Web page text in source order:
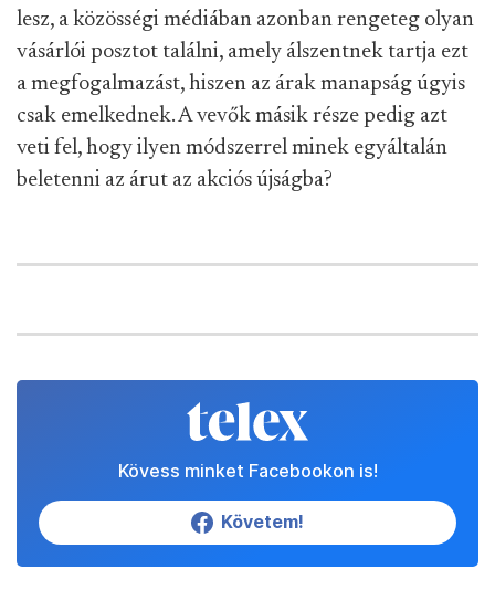
lesz, a közösségi médiában azonban rengeteg olyan
vásárlói posztot találni, amely álszentnek tartja ezt
a megfogalmazást, hiszen az árak manapság úgyis
csak emelkednek. A vevők másik része pedig azt
veti fel, hogy ilyen módszerrel minek egyáltalán
beletenni az árut az akciós újságba?
Kövess minket Facebookon is!
Követem!